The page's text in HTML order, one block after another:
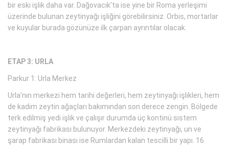
bir eski işlik daha var. Dağovacık’ta ise yine bir Roma yerleşimi
üzerinde bulunan zeytinyağı işliğini görebilirsiniz. Orbis, mortarlar
ve kuyular burada gözünüze ilk çarpan ayrıntılar olacak.
ETAP 3: URLA
Parkur 1: Urla Merkez
Urla’nın merkezi hem tarihi değerleri, hem zeytinyağı işlikleri, hem
de kadim zeytin ağaçları bakımından son derece zengin. Bölgede
terk edilmiş yedi işlik ve çalışır durumda üç kontinü sistem
zeytinyağı fabrikası bulunuyor. Merkezdeki zeytinyağı, un ve
şarap fabrikası binası ise Rumlardan kalan tescilli bir yapı. 16